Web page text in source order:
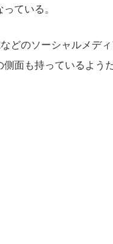
ている。
どのソーシャルメデ
面も持っているようだ